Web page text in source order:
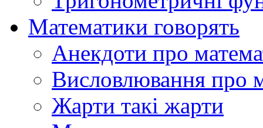
Математики говорять
Анекдоти про
Висловлювання про
Жарти такі жарти